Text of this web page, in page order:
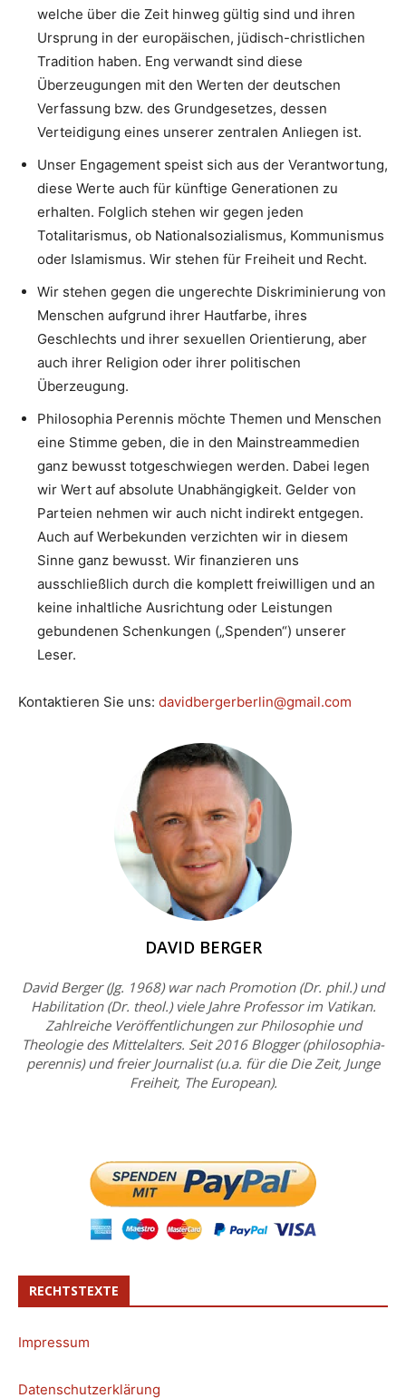
welche über die Zeit hinweg gültig sind und ihren
Ursprung in der europäischen, jüdisch-christlichen
Tradition haben. Eng verwandt sind diese
Überzeugungen mit den Werten der deutschen
Verfassung bzw. des Grundgesetzes, dessen
Verteidigung eines unserer zentralen Anliegen ist.
Unser Engagement speist sich aus der Verantwortung,
diese Werte auch für künftige Generationen zu
erhalten. Folglich stehen wir gegen jeden
Totalitarismus, ob Nationalsozialismus, Kommunismus
oder Islamismus. Wir stehen für Freiheit und Recht.
Wir stehen gegen die ungerechte Diskriminierung von
Menschen aufgrund ihrer Hautfarbe, ihres
Geschlechts und ihrer sexuellen Orientierung, aber
auch ihrer Religion oder ihrer politischen
Überzeugung.
Philosophia Perennis möchte Themen und Menschen
eine Stimme geben, die in den Mainstreammedien
ganz bewusst totgeschwiegen werden. Dabei legen
wir Wert auf absolute Unabhängigkeit. Gelder von
Parteien nehmen wir auch nicht indirekt entgegen.
Auch auf Werbekunden verzichten wir in diesem
Sinne ganz bewusst. Wir finanzieren uns
ausschließlich durch die komplett freiwilligen und an
keine inhaltliche Ausrichtung oder Leistungen
gebundenen Schenkungen („Spenden“) unserer
Leser.
Kontaktieren Sie uns: davidbergerberlin@gmail.com
DAVID BERGER
David Berger (Jg. 1968) war nach Promotion (Dr. phil.) und
Habilitation (Dr. theol.) viele Jahre Professor im Vatikan.
Zahlreiche Veröffentlichungen zur Philosophie und
Theologie des Mittelalters. Seit 2016 Blogger (philosophia-
perennis) und freier Journalist (u.a. für die Die Zeit, Junge
Freiheit, The European).
RECHTSTEXTE
Impressum
Datenschutzerklärung